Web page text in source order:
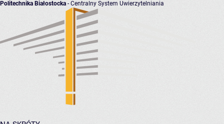
Politechnika Białostocka - Centralny System Uwierzytelniania